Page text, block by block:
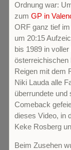
Ordnung war:
zum GP in
ORF ganz tief
um 20:15
bis 1989 in
österreichischen
Reigen mit dem
Niki Lauda alle
überrundete und
Comeback
dieses Video, in
Keke Rosberg
Beim Zusehen